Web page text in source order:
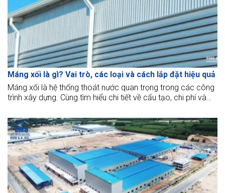
Máng xối là gì? Vai trò, các loại và cách lắp đặt hiệu quả
Máng xối là hệ thống thoát nước quan trọng trong các công
trình xây dựng. Cùng tìm hiểu chi tiết về cấu tạo, chi phí và